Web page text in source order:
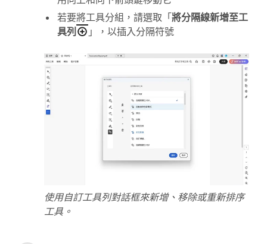
若要將工具分組，請選取「將分隔線新增至工
具列
」，以插入分隔符號
使用自訂工具列對話框來新增、移除或重新排序
工具。